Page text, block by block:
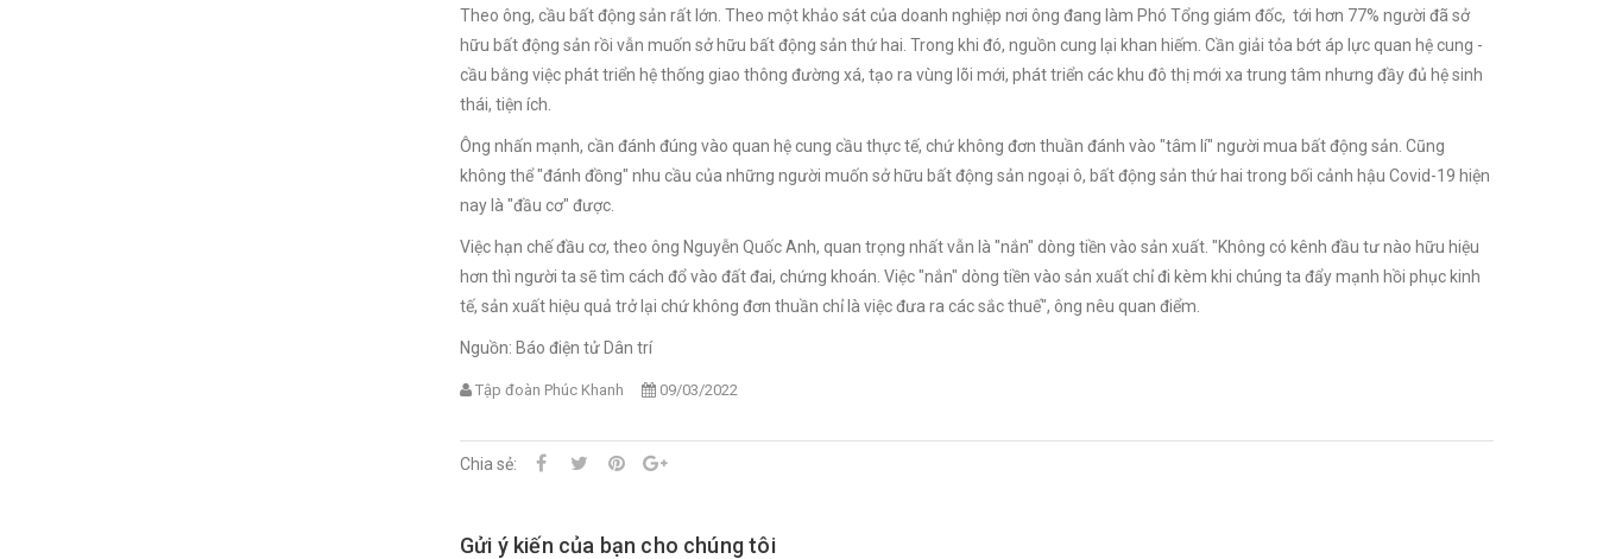
Theo ông, cầu bất động sản rất lớn. Theo một khảo sát của doanh nghiệp nơi ông đang làm Phó Tổng giám đốc, tới hơn 77% người đã sở
hữu bất động sản rồi vẫn muốn sở hữu bất động sản thứ hai. Trong khi đó, nguồn cung lại khan hiếm. Cần giải tỏa bớt áp lực quan hệ cung -
cầu bằng việc phát triển hệ thống giao thông đường xá, tạo ra vùng lõi mới, phát triển các khu đô thị mới xa trung tâm nhưng đầy đủ hệ sinh
thái, tiện ích.
Ông nhấn mạnh, cần đánh đúng vào quan hệ cung cầu thực tế, chứ không đơn thuần đánh vào "tâm lí" người mua bất động sản. Cũng
không thể "đánh đồng" nhu cầu của những người muốn sở hữu bất động sản ngoại ô, bất động sản thứ hai trong bối cảnh hậu Covid-19 hiện
nay là "đầu cơ" được.
Việc hạn chế đầu cơ, theo ông Nguyễn Quốc Anh, quan trọng nhất vẫn là "nắn" dòng tiền vào sản xuất. "Không có kênh đầu tư nào hữu hiệu
hơn thì người ta sẽ tìm cách đổ vào đất đai, chứng khoán. Việc "nắn" dòng tiền vào sản xuất chỉ đi kèm khi chúng ta đẩy mạnh hồi phục kinh
tế, sản xuất hiệu quả trở lại chứ không đơn thuần chỉ là việc đưa ra các sắc thuế", ông nêu quan điểm.
Nguồn: Báo điện tử Dân trí
Tập đoàn Phúc Khanh 09/03/2022
Chia sẻ:
Gửi ý kiến của bạn cho chúng tôi